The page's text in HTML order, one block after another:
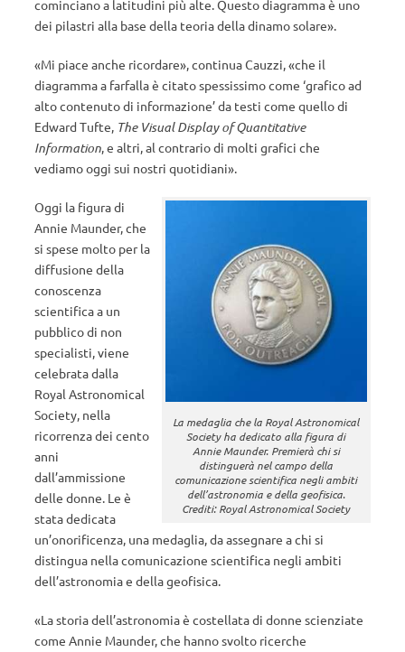
cominciano a latitudini più alte. Questo diagramma è uno
dei pilastri alla base della teoria della dinamo solare».
«Mi piace anche ricordare», continua Cauzzi, «che il
diagramma a farfalla è citato spessissimo come ‘grafico ad
alto contenuto di informazione’ da testi come quello di
Edward Tufte, The Visual Display of Quantitative
Information, e altri, al contrario di molti grafici che
vediamo oggi sui nostri quotidiani».
La medaglia che la Royal Astronomical
Society ha dedicato alla figura di
Annie Maunder. Premierà chi si
distinguerà nel campo della
comunicazione scientifica negli ambiti
dell’astronomia e della geofisica.
Crediti: Royal Astronomical Society
Oggi la figura di
Annie Maunder, che
si spese molto per la
diffusione della
conoscenza
scientifica a un
pubblico di non
specialisti, viene
celebrata dalla
Royal Astronomical
Society, nella
ricorrenza dei cento
anni
dall’ammissione
delle donne. Le è
stata dedicata
un’onorificenza, una medaglia, da assegnare a chi si
distingua nella comunicazione scientifica negli ambiti
dell’astronomia e della geofisica.
«La storia dell’astronomia è costellata di donne scienziate
come Annie Maunder, che hanno svolto ricerche